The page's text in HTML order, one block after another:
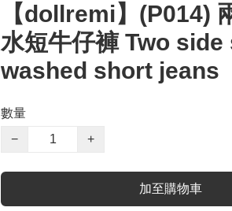
【dollremi】(P014)
水短牛仔褲 Two
washed short jeans
數量
−
+
加至購物車